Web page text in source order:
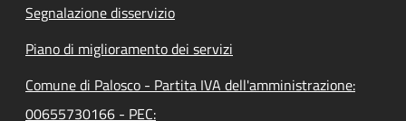
Segnalazione disservizio
Piano di miglioramento dei servizi
Comune di Palosco - Partita IVA dell'amministrazione:
00655730166 - PEC: